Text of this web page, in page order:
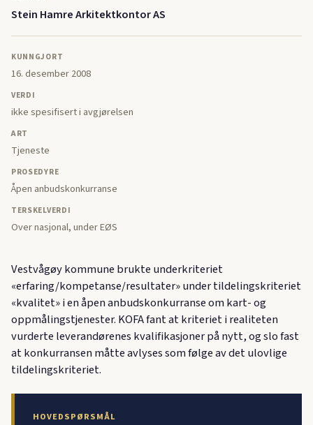
Stein Hamre Arkitektkontor AS
KUNNGJORT
16. desember 2008
VERDI
ikke spesifisert i avgjørelsen
ART
Tjeneste
PROSEDYRE
Åpen anbudskonkurranse
TERSKELVERDI
Over nasjonal, under EØS
Vestvågøy kommune brukte underkriteriet
«erfaring/kompetanse/resultater» under tildelingskriteriet
«kvalitet» i en åpen anbudskonkurranse om kart- og
oppmålingstjenester. KOFA fant at kriteriet i realiteten
vurderte leverandørenes kvalifikasjoner på nytt, og slo fast
at konkurransen måtte avlyses som følge av det ulovlige
tildelingskriteriet.
HOVEDSPØRSMÅL